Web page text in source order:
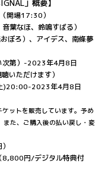
」概要】
開場17:30）
葉なほ、鈴鳴すばる）
ろ）、アイデス、南條夢
次第）-2023年4月8日
いただけます）
)20:00-2023年4月8日
ットを販売しています。予め
た、ご購入後の払い戻し・変
円/デジタル特典付